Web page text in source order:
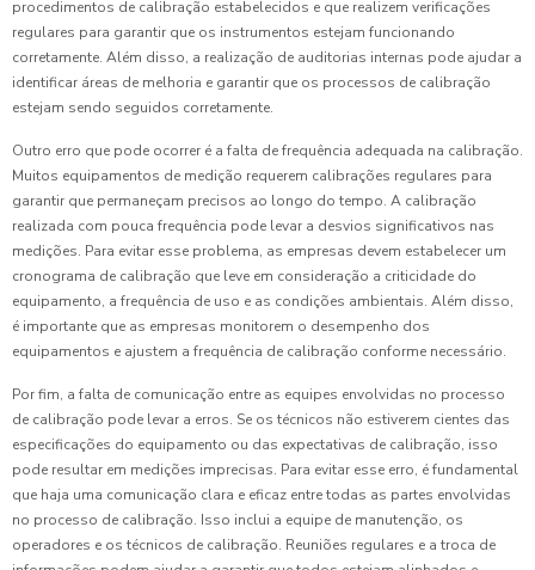
procedimentos de calibração estabelecidos e que realizem verificações
regulares para garantir que os instrumentos estejam funcionando
corretamente. Além disso, a realização de auditorias internas pode ajudar a
identificar áreas de melhoria e garantir que os processos de calibração
estejam sendo seguidos corretamente.
Outro erro que pode ocorrer é a falta de frequência adequada na calibração.
Muitos equipamentos de medição requerem calibrações regulares para
garantir que permaneçam precisos ao longo do tempo. A calibração
realizada com pouca frequência pode levar a desvios significativos nas
medições. Para evitar esse problema, as empresas devem estabelecer um
cronograma de calibração que leve em consideração a criticidade do
equipamento, a frequência de uso e as condições ambientais. Além disso,
é importante que as empresas monitorem o desempenho dos
equipamentos e ajustem a frequência de calibração conforme necessário.
Por fim, a falta de comunicação entre as equipes envolvidas no processo
de calibração pode levar a erros. Se os técnicos não estiverem cientes das
especificações do equipamento ou das expectativas de calibração, isso
pode resultar em medições imprecisas. Para evitar esse erro, é fundamental
que haja uma comunicação clara e eficaz entre todas as partes envolvidas
no processo de calibração. Isso inclui a equipe de manutenção, os
operadores e os técnicos de calibração. Reuniões regulares e a troca de